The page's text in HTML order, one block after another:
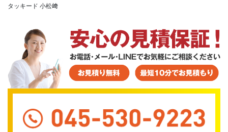
タッキード 小松﨑